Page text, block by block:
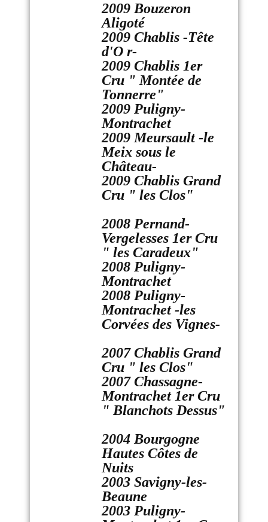
2009 Bouzeron
Aligoté
2009 Chablis -Tête
d'O r-
2009 Chablis 1er
Cru " Montée de
Tonnerre"
2009 Puligny-
Montrachet
2009 Meursault -le
Meix sous le
Château-
2009 Chablis Grand
Cru " les Clos"
2008 Pernand-
Vergelesses 1er Cru
" les Caradeux"
2008 Puligny-
Montrachet
2008 Puligny-
Montrachet -les
Corvées des Vignes-
2007 Chablis Grand
Cru " les Clos"
2007 Chassagne-
Montrachet 1er Cru
" Blanchots Dessus"
2004 Bourgogne
Hautes Côtes de
Nuits
2003 Savigny-les-
Beaune
2003 Puligny-